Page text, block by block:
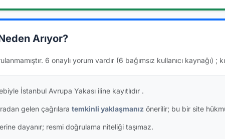
Arıyor?
6 onaylı yorum vardır (6 bağımsız kullanıcı kaynağı) ;
İstanbul Avrupa Yakası iline kayıtlıdır .
gelen çağrılara temkinli yaklaşmanız önerilir; bu bir site
dayanır; resmi doğrulama niteliği taşımaz.